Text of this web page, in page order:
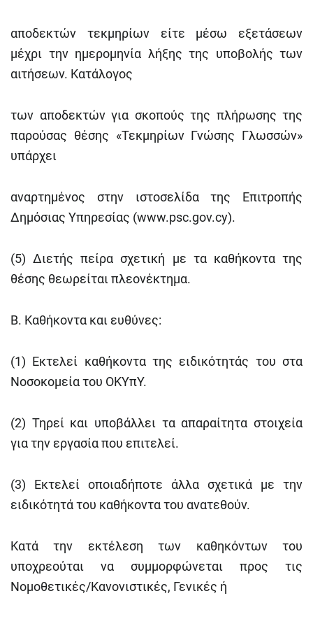
αποδεκτών τεκμηρίων είτε μέσω εξετάσεων
μέχρι την ημερομηνία λήξης της υποβολής των
αιτήσεων. Κατάλογος
των αποδεκτών για σκοπούς της πλήρωσης της
παρούσας θέσης «Τεκμηρίων Γνώσης Γλωσσών»
υπάρχει
αναρτημένος στην ιστοσελίδα της Επιτροπής
Δημόσιας Υπηρεσίας (www.psc.gov.cy).
(5) Διετής πείρα σχετική με τα καθήκοντα της
θέσης θεωρείται πλεονέκτημα.
Β. Καθήκοντα και ευθύνες:
(1) Εκτελεί καθήκοντα της ειδικότητάς του στα
Νοσοκομεία του ΟΚΥπΥ.
(2) Τηρεί και υποβάλλει τα απαραίτητα στοιχεία
για την εργασία που επιτελεί.
(3) Εκτελεί οποιαδήποτε άλλα σχετικά με την
ειδικότητά του καθήκοντα του ανατεθούν.
Κατά την εκτέλεση των καθηκόντων του
υποχρεούται να συμμορφώνεται προς τις
Νομοθετικές/Κανονιστικές, Γενικές ή